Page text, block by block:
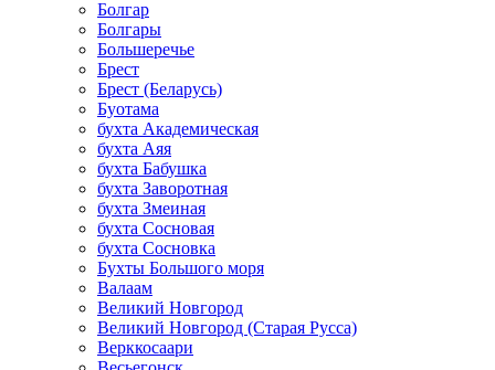
Болгар
Болгары
Большеречье
Брест
Брест (Беларусь)
Буотама
бухта Академическая
бухта Аяя
бухта Бабушка
бухта Заворотная
бухта Змеиная
бухта Сосновая
бухта Сосновка
Бухты Большого моря
Валаам
Великий Новгород
Великий Новгород (Старая Русса)
Верккосаари